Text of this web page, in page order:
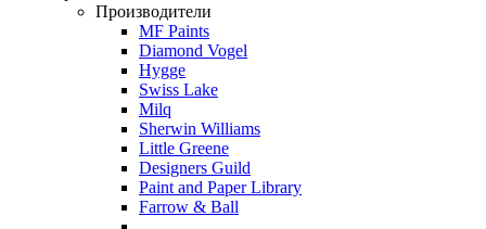
Производители
MF Paints
Diamond Vogel
Hygge
Swiss Lake
Milq
Sherwin Williams
Little Greene
Designers Guild
Paint and Paper Library
Farrow & Ball